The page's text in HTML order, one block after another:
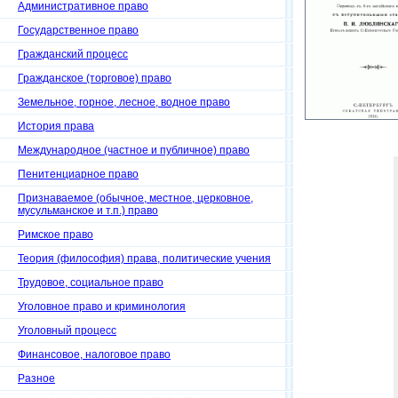
Административное право
Государственное право
Гражданский процесс
Гражданское (торговое) право
Земельное, горное, лесное, водное право
История права
Международное (частное и публичное) право
Пенитенциарное право
Признаваемое (обычное, местное, церковное,
мусульманское и т.п.) право
Римское право
Теория (философия) права, политические учения
Трудовое, социальное право
Уголовное право и криминология
Уголовный процесс
Финансовое, налоговое право
Разное